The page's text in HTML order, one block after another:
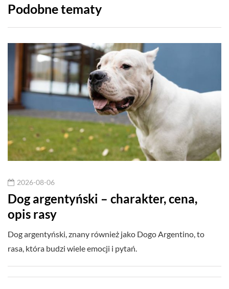
Podobne tematy
2026-08-06
Dog argentyński – charakter, cena,
opis rasy
Dog argentyński, znany również jako Dogo Argentino, to
rasa, która budzi wiele emocji i pytań.